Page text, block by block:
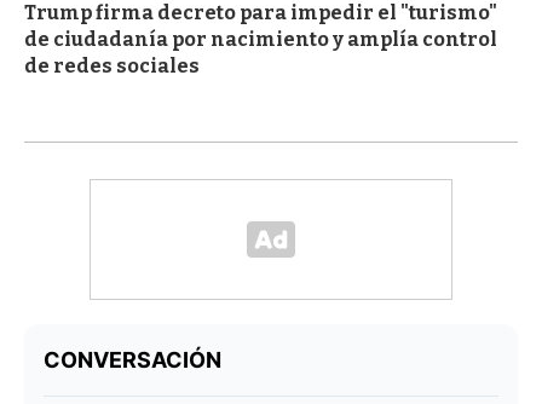
Trump firma decreto para impedir el "turismo"
de ciudadanía por nacimiento y amplía control
de redes sociales